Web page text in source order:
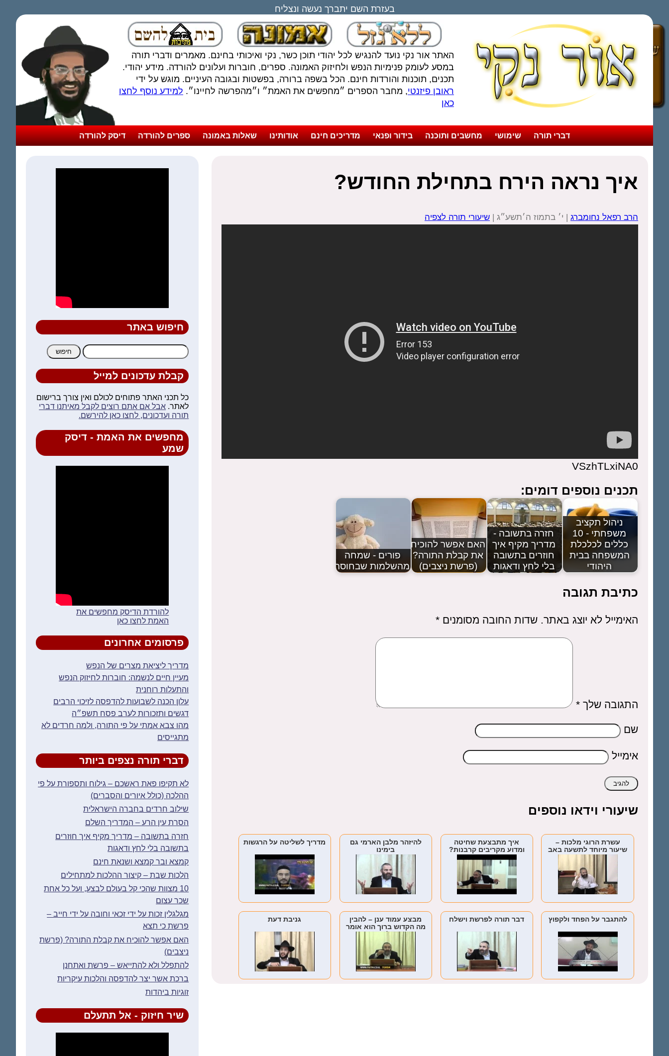
בעזרת השם יתברך נעשה ונצליח
האתר אור נקי נועד להנגיש לכל יהודי תוכן כשר, נקי ואיכותי בחינם. מאמרים ודברי תורה
במסע לעומק פנימיות הנפש ולחיזוק האמונה. ספרים, חוברות ועלונים להורדה. מידע יהודי.
תכנים, תוכנות והורדות חינם. הכל בשפה ברורה, בפשטות ובגובה העיניים. מוגש על ידי
ראובן פיזנטי, מחבר הספרים ״מחפשים את האמת״ ו״מהפרשה לחיינו״. למידע נוסף לחצו
כאן
דברי תורה שימושי מחשבים ותוכנה בידור ופנאי מדריכים חינם אודותינו שאלות באמונה ספרים להורדה דיסק להורדה
איך נראה הירח בתחילת החודש?
הרב רפאל נחומברג | י׳ בתמוז ה׳תשע״ג | שיעורי תורה לצפיה
VSzhTLxiNA0
תכנים נוספים דומים:
ניהול תקציב
משפחתי - 10
כללים לכלכלת
המשפחה בבית
היהודי
חזרה בתשובה -
מדריך מקיף איך
חוזרים בתשובה
בלי לחץ ודאגות
האם אפשר להוכיח
את קבלת התורה?
(פרשת ניצבים)
פורים - שמחה
מהשלמות שבחוסר
כתיבת תגובה
האימייל לא יוצג באתר. שדות החובה מסומנים *
התגובה שלך *
שם
אימייל
שיעורי וידאו נוספים
עשרת הרוגי מלכות –
שיעור מיוחד לתשעה באב
איך מתבצעת שחיטה
ומדוע מקריבים קרבנות?
להיזהר מלבן הארמי גם
בימינו
מדריך לשליטה על הרגשות
להתגבר על הפחד ולקפוץ דבר תורה לפרשת וישלח
מבצע עמוד ענן – להבין
מה הקדוש ברוך הוא אומר
לנו
גניבת דעת
חיפוש באתר
חיפוש:
קבלת עדכונים למייל
כל תכני האתר פתוחים לכולם ואין צורך ברישום
לאתר. אבל אם אתם רוצים לקבל מאיתנו דברי
תורה ועדכונים, לחצו כאן להירשם.
מחפשים את האמת - דיסק
שמע
להורדת הדיסק מחפשים את
האמת לחצו כאן
פרסומים אחרונים
מדריך ליציאת מצרים של הנפש
מעיין חיים לנשמה: חוברות לחיזוק הנפש
והתעלות רוחנית
עלון הכנה לשבועות להדפסה לזיכוי הרבים
דגשים ותזכורות לערב פסח תשפ״ה
מהו צבא אמתי על פי התורה, ולמה חרדים לא
מתגייסים
דברי תורה נצפים ביותר
לא תקיפו פאת ראשכם – גילוח ותספורת על פי
ההלכה (כולל איורים והסברים)
שילוב חרדים בחברה הישראלית
הסרת עין הרע – המדריך השלם
חזרה בתשובה – מדריך מקיף איך חוזרים
בתשובה בלי לחץ ודאגות
קמצא ובר קמצא ושנאת חינם
הלכות שבת – קיצור ההלכות למתחילים
10 מצוות שהכי קל בעולם לבצע, ועל כל אחת
שכר עצום
מגלגלין זכות על ידי זכאי וחובה על ידי חייב –
פרשת כי תצא
האם אפשר להוכיח את קבלת התורה? (פרשת
ניצבים)
להתפלל ולא להתייאש – פרשת ואתחנן
ברכת אשר יצר להדפסה והלכות עיקריות
זוגיות ביהדות
שיר חיזוק - אל תתעלם